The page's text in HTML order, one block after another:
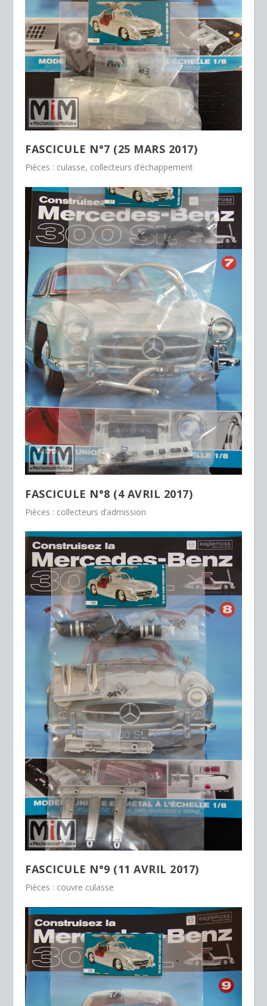
FASCICULE N°7 (25 MARS 2017)
Pièces : culasse, collecteurs d’échappement
FASCICULE N°8 (4 AVRIL 2017)
Pièces : collecteurs d’admission
FASCICULE N°9 (11 AVRIL 2017)
Pièces : couvre culasse